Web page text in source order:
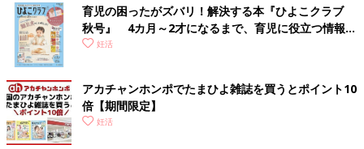
育児の困ったがズバリ！解決する本『ひよこクラブ
秋号』 4カ月～2才になるまで、育児に役立つ情報が
いっぱい！
妊活
アカチャンホンポでたまひよ雑誌を買うとポイント10
倍【期間限定】
妊活